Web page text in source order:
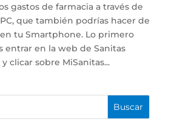
gastos de farmacia a través de
que también podrías hacer de
tu Smartphone. Lo primero
entrar en la web de Sanitas
clicar sobre MiSanitas...